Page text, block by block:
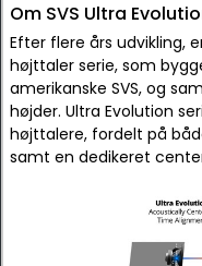
Om SVS Ultra
Efter flere års udvikling,
højttaler serie, som
amerikanske SVS, og
højder. Ultra Evolution
højttalere, fordelt på
samt en dedikeret